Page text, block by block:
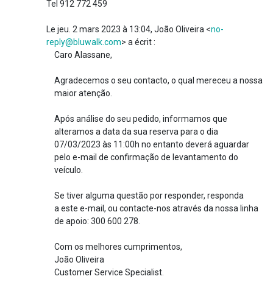
Tel 912 772 459
Le jeu. 2 mars 2023 à 13:04, João Oliveira <no-
reply@bluwalk.com> a écrit :
Caro Alassane,
Agradecemos o seu contacto, o qual mereceu a nossa
maior atenção.
Após análise do seu pedido, informamos que
alteramos a data da sua reserva para o dia
07/03/2023 às 11:00h no entanto deverá aguardar
pelo e-mail de confirmação de levantamento do
veículo.
Se tiver alguma questão por responder, responda
a este e-mail, ou contacte-nos através da nossa linha
de apoio: 300 600 278.
Com os melhores cumprimentos,
João Oliveira
Customer Service Specialist.